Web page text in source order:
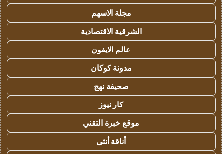
مجلة الاسهم
الشرقية الاقتصادية
عالم الايفون
مدونة كوكان
صحيفة نهج
كار نيوز
موقع خبرة التقني
أناقة أنثى